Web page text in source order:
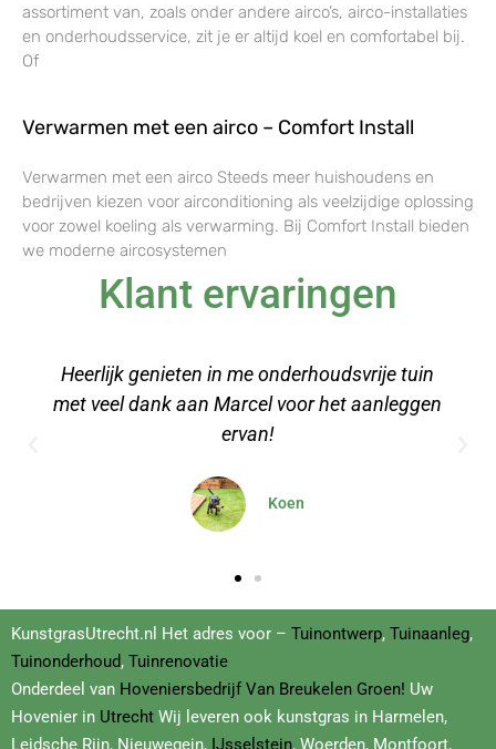
assortiment van, zoals onder andere airco’s, airco-installaties
en onderhoudsservice, zit je er altijd koel en comfortabel bij.
Of
Verwarmen met een airco – Comfort Install
Verwarmen met een airco Steeds meer huishoudens en
bedrijven kiezen voor airconditioning als veelzijdige oplossing
voor zowel koeling als verwarming. Bij Comfort Install bieden
we moderne aircosystemen
Klant ervaringen
Een stuk kunstgras besteld voor onze
relaxruimte op kantoor, erg makkelijk aan te
leggen met de video's
Dominique
KunstgrasUtrecht.nl Het adres voor – Tuinontwerp, Tuinaanleg,
Tuinonderhoud, Tuinrenovatie
Onderdeel van Hoveniersbedrijf Van Breukelen Groen! Uw
Hovenier in Utrecht Wij leveren ook kunstgras in Harmelen,
Leidsche Rijn, Nieuwegein, IJsselstein, Woerden, Montfoort,